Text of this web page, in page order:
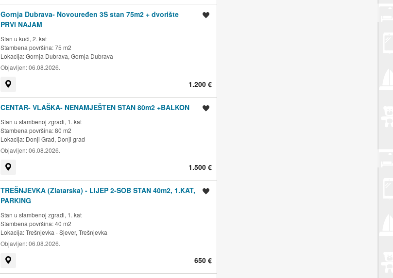
Gornja Dubrava- Novouređen 3S stan 75m2 + dvorište
PRVI NAJAM
Stan u kući, 2. kat
Stambena površina: 75 m2
Lokacija:Gornja Dubrava, Gornja Dubrava
Objavljen:06.08.2026.
1.200 €
CENTAR- VLAŠKA- NENAMJEŠTEN STAN 80m2 +BALKON
Stan u stambenoj zgradi, 1. kat
Stambena površina: 80 m2
Lokacija: Donji Grad, Donji grad
Objavljen:06.08.2026.
1.500 €
TREŠNJEVKA (Zlatarska) - LIJEP 2-SOB STAN 40m2, 1.KAT,
PARKING
Stan u stambenoj zgradi, 1. kat
Stambena površina: 40 m2
Lokacija:Trešnjevka - Sjever, Trešnjevka
Objavljen:06.08.2026.
650 €